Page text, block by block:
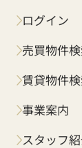
ログイン
売買物件
賃貸物件
事業案内
スタッフ